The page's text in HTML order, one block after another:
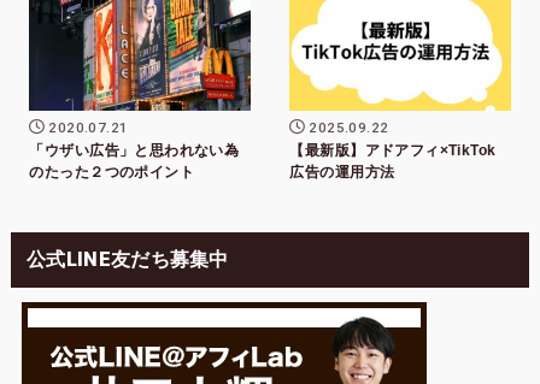
2020.07.21
「ウザい広告」と思われない為
のたった２つのポイント
2025.09.22
【最新版】アドアフィ×TikTok
広告の運用方法
公式LINE友だち募集中